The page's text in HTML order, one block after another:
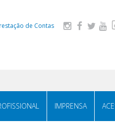
de Contas
IMPRENSA